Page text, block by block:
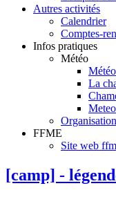
Autres activités
Calendrier
Comptes-
Infos pratiques
Météo
La
FFME
Site web
[camp] -